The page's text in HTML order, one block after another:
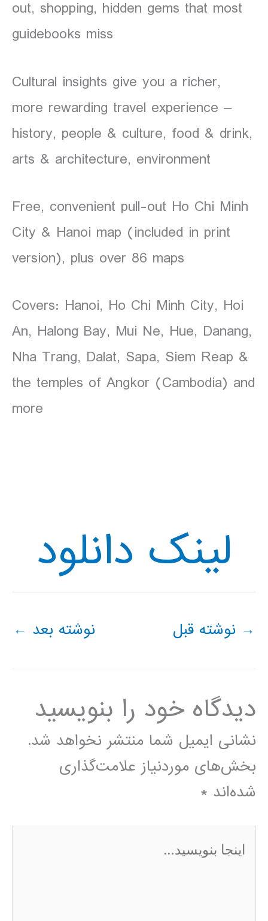
out, shopping, hidden gems that most
guidebooks miss
Cultural insights give you a richer,
more rewarding travel experience –
history, people & culture, food & drink,
arts & architecture, environment
Free, convenient pull-out Ho Chi Minh
City & Hanoi map (included in print
version), plus over 86 maps
Covers: Hanoi, Ho Chi Minh City, Hoi
An, Halong Bay, Mui Ne, Hue, Danang,
Nha Trang, Dalat, Sapa, Siem Reap &
the temples of Angkor (Cambodia) and
more
لینک دانلود
→ نوشته قبل نوشته بعد ←
دیدگاه‌ خود را بنویسید
نشانی ایمیل شما منتشر نخواهد شد.
بخش‌های موردنیاز علامت‌گذاری
شده‌اند *
اینجا
بنویسید…